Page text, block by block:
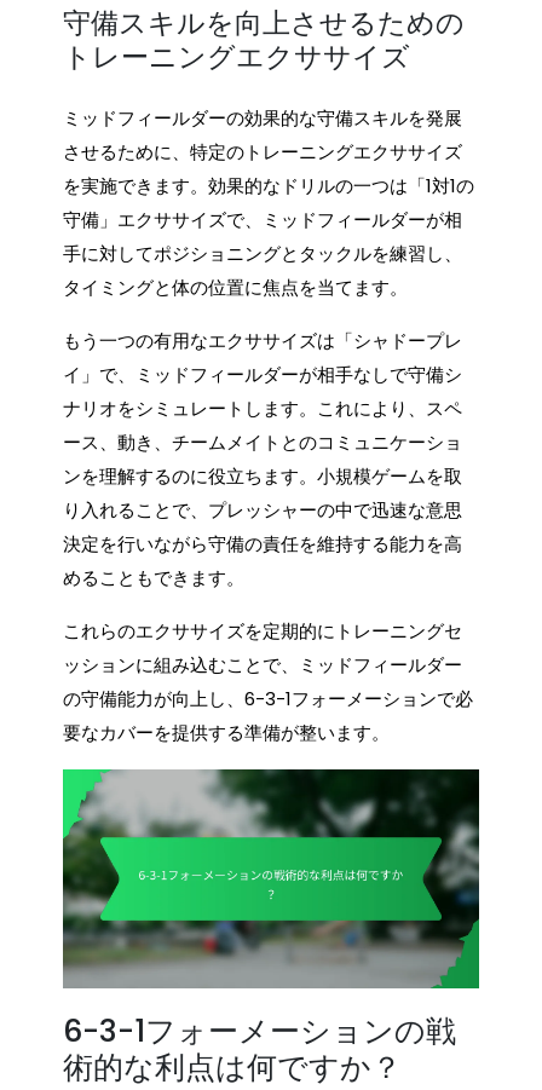
守備スキルを向上させるための
トレーニングエクササイズ
ミッドフィールダーの効果的な守備スキルを発展
させるために、特定のトレーニングエクササイズ
を実施できます。効果的なドリルの一つは「1対1の
守備」エクササイズで、ミッドフィールダーが相
手に対してポジショニングとタックルを練習し、
タイミングと体の位置に焦点を当てます。
もう一つの有用なエクササイズは「シャドープレ
イ」で、ミッドフィールダーが相手なしで守備シ
ナリオをシミュレートします。これにより、スペ
ース、動き、チームメイトとのコミュニケーショ
ンを理解するのに役立ちます。小規模ゲームを取
り入れることで、プレッシャーの中で迅速な意思
決定を行いながら守備の責任を維持する能力を高
めることもできます。
これらのエクササイズを定期的にトレーニングセ
ッションに組み込むことで、ミッドフィールダー
の守備能力が向上し、6-3-1フォーメーションで必
要なカバーを提供する準備が整います。
6-3-1フォーメーションの戦
術的な利点は何ですか？